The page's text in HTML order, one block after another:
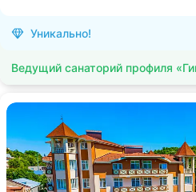
Уникально!
Ведущий санаторий профиля